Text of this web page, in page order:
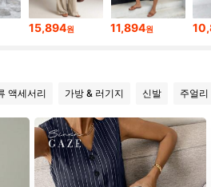
15,894원 11,894원
액세서리 가방 & 러기지 신발 주얼